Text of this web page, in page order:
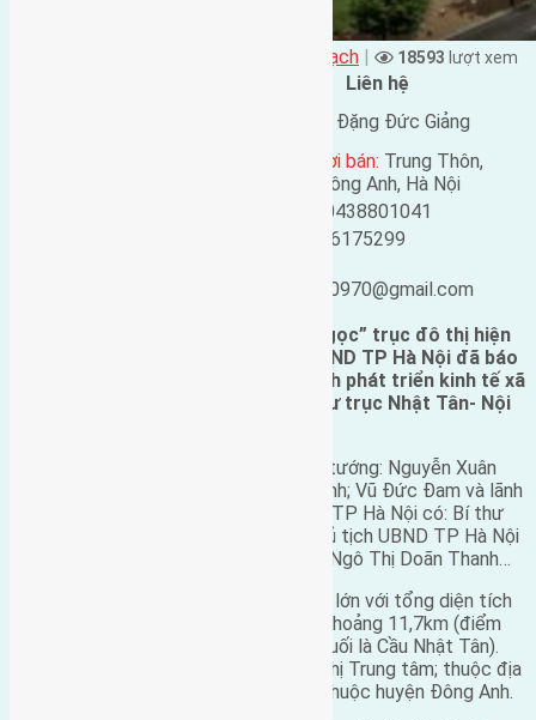
Quy Hoạch | 18593 lượt xem
Liên hệ
Đặng Đức Giảng
Địa chỉ người bán: Trung Thôn,
Đông Hội, Đông Anh, Hà Nội
0438801041
0916175299
ducgiang090970@gmail.com
Với ý tưởng quy hoạch “Rồng đón ngọc” trục đô thị hiện
đại Nhật Tân – Nội Bài, sáng 5/3, UBND TP Hà Nội đã báo
cáo Thủ tướng Chính phủ về tình hình phát triển kinh tế xã
hội 2015 và quy hoạch, cơ chế đầu tư trục Nhật Tân- Nội
Tại buổi làm việc còn có các Phó Thủ tướng: Nguyễn Xuân
Phúc; Hoàng Trung Hải; Nguyễn Văn Ninh; Vũ Đức Đam và lãnh
đạo các bộ, ngành trung ương; về phía TP Hà Nội có: Bí thư
Thành ủy Hà Nội Phạm Quang Nghị; Chủ tịch UBND TP Hà Nội
Nguyễn Thế Thảo; Chủ tịch HĐND TP Ngô Thị Doãn Thanh…
là trục đô thị lớn với tổng diện tích
khoảng 2080 ha; chiều dài toàn tuyến khoảng 11,7km (điểm
đầu là Sân bay quốc tế Nội Bài, điểm cuối là Cầu Nhật Tân).
Khu vực nghiên cứu nằm phía Bắc đô thị Trung tâm; thuộc địa
bàn 3 xã của huyện Sóc Sơn và 10 xã thuộc huyện Đông Anh.